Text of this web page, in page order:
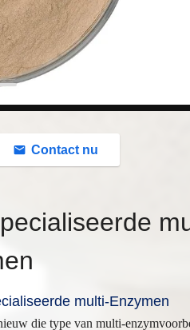
Contact nu
multi-Enzymen
die type van multi-